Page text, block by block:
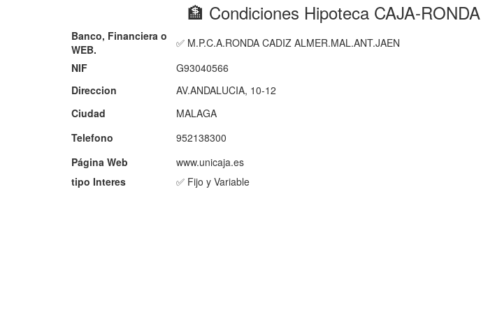
🏦 Condiciones Hipoteca CAJA-RONDA
Banco, Financiera o
WEB.
✅ M.P.C.A.RONDA CADIZ ALMER.MAL.ANT.JAEN
NIF
G93040566
Direccion
AV.ANDALUCIA, 10-12
Ciudad
MALAGA
Telefono
952138300
Página Web
www.unicaja.es
tipo Interes
✅ Fijo y Variable